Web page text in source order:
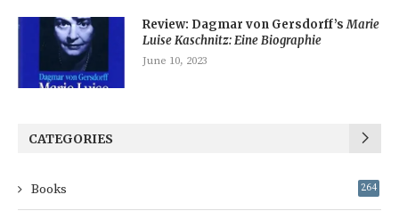
Review: Dagmar von Gersdorff’sMarie
Luise Kaschnitz: Eine Biographie
June 10, 2023
CATEGORIES
Books 264